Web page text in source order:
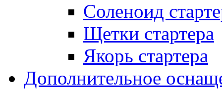
Соленоид
Щетки стартера
Якорь стартера
Дополнительное